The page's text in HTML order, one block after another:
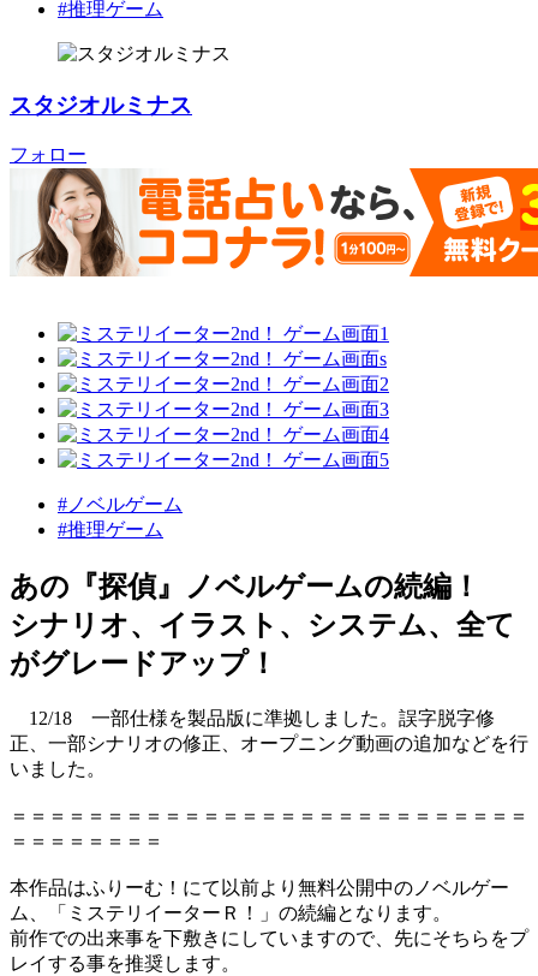
#推理ゲーム
スタジオルミナス
フォロー
#ノベルゲーム
#推理ゲーム
あの『探偵』ノベルゲームの続編！
シナリオ、イラスト、システム、全て
がグレードアップ！
12/18 一部仕様を製品版に準拠しました。誤字脱字修
正、一部シナリオの修正、オープニング動画の追加などを行
いました。
＝＝＝＝＝＝＝＝＝＝＝＝＝＝＝＝＝＝＝＝＝＝＝＝＝＝＝
＝＝＝＝＝＝＝＝
本作品はふりーむ！にて以前より無料公開中のノベルゲー
ム、「ミステリイーターＲ！」の続編となります。
前作での出来事を下敷きにしていますので、先にそちらをプ
レイする事を推奨します。